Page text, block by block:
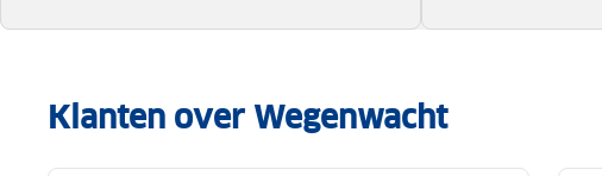
Klanten over Wegenwacht